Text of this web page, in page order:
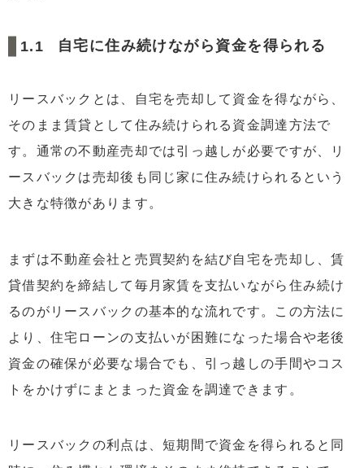
5.3 契約更新時の注意点
自宅に住み続けながら資金を得られる
リースバックとは、自宅を売却して資金を得ながら、
そのまま賃貸として住み続けられる資金調達方法で
す。通常の不動産売却では引っ越しが必要ですが、リ
ースバックは売却後も同じ家に住み続けられるという
大きな特徴があります。
まずは不動産会社と売買契約を結び自宅を売却し、賃
貸借契約を締結して毎月家賃を支払いながら住み続け
るのがリースバックの基本的な流れです。この方法に
より、住宅ローンの支払いが困難になった場合や老後
資金の確保が必要な場合でも、引っ越しの手間やコス
トをかけずにまとまった資金を調達できます。
リースバックの利点は、短期間で資金を得られると同